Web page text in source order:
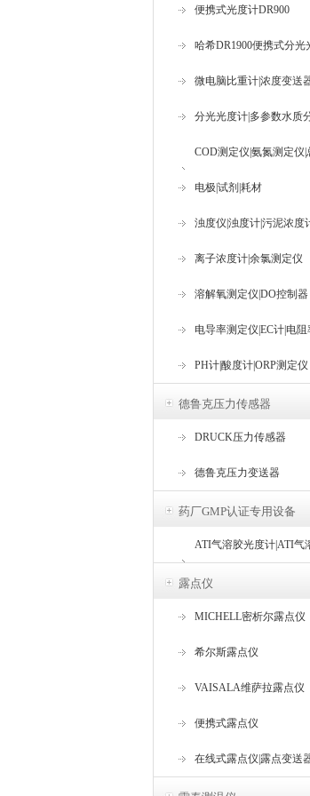
便携式光度计DR900
哈希DR1900便携式分光
微电脑比重计|浓度变送
分光光度计|多参数水质
COD测定仪|氨氮测定仪|
仪
电极|试剂|耗材
浊度仪|浊度计|污泥浓度
离子浓度计|余氯测定仪
溶解氧测定仪|DO控制器
电导率测定仪|EC计|电阻
PH计|酸度计|ORP测定仪
德鲁克压力传感器
DRUCK压力传感器
德鲁克压力变送器
药厂GMP认证专用设备
ATI气溶胶光度计|ATI气
器
露点仪
MICHELL密析尔露点仪
希尔斯露点仪
VAISALA维萨拉露点仪
便携式露点仪
在线式露点仪|露点变送